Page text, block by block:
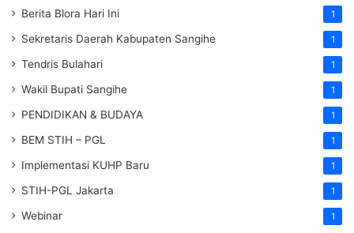
Berita Blora Hari Ini 1
Sekretaris Daerah Kabupaten Sangihe 1
Tendris Bulahari 1
Wakil Bupati Sangihe 1
PENDIDIKAN & BUDAYA 1
BEM STIH – PGL 1
Implementasi KUHP Baru 1
STIH-PGL Jakarta 1
Webinar 1